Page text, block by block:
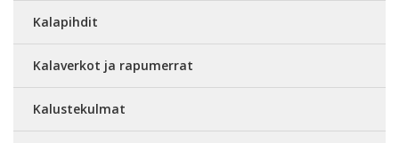
Kalapihdit
Kalaverkot ja rapumerrat
Kalustekulmat